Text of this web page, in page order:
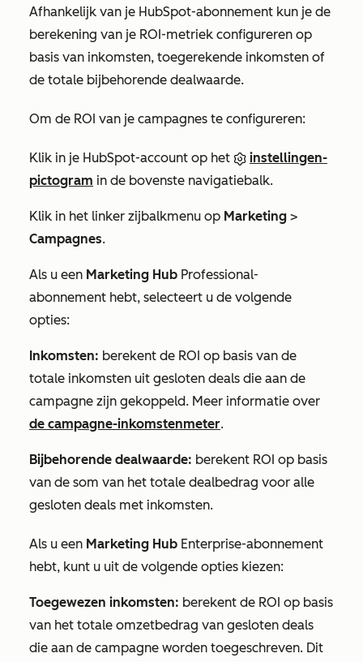
Afhankelijk van je HubSpot-abonnement kun je de
berekening van je ROI-metriek configureren op
basis van inkomsten, toegerekende inkomsten of
de totale bijbehorende dealwaarde.
Om de ROI van je campagnes te configureren:
Klik in je HubSpot-account op het
instellingen-
pictogram in de bovenste navigatiebalk.
Klik in het linker zijbalkmenu op Marketing >
Campagnes.
Als u een Marketing Hub Professional-
abonnement hebt, selecteert u de volgende
opties:
Inkomsten: berekent de ROI op basis van de
totale inkomsten uit gesloten deals die aan de
campagne zijn gekoppeld. Meer informatie over
de campagne-inkomstenmeter.
Bijbehorende dealwaarde: berekent ROI op basis
van de som van het totale dealbedrag voor alle
gesloten deals met inkomsten.
Als u een Marketing Hub Enterprise-abonnement
hebt, kunt u uit de volgende opties kiezen:
Toegewezen inkomsten: berekent de ROI op basis
van het totale omzetbedrag van gesloten deals
die aan de campagne worden toegeschreven. Dit